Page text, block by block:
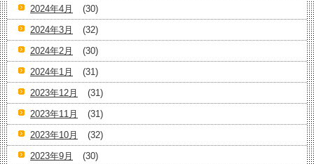
2024年4月
(30)
2024年3月
(32)
2024年2月
(30)
2024年1月
(31)
2023年12月
(31)
2023年11月
(31)
2023年10月
(32)
2023年9月
(30)